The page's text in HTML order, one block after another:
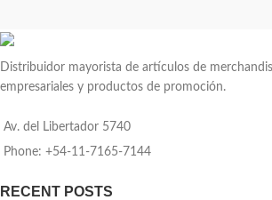
Distribuidor mayorista de artículos de
empresariales y productos de promoción.
Av. del Libertador 5740
Phone: +54-11-7165-7144
RECENT POSTS